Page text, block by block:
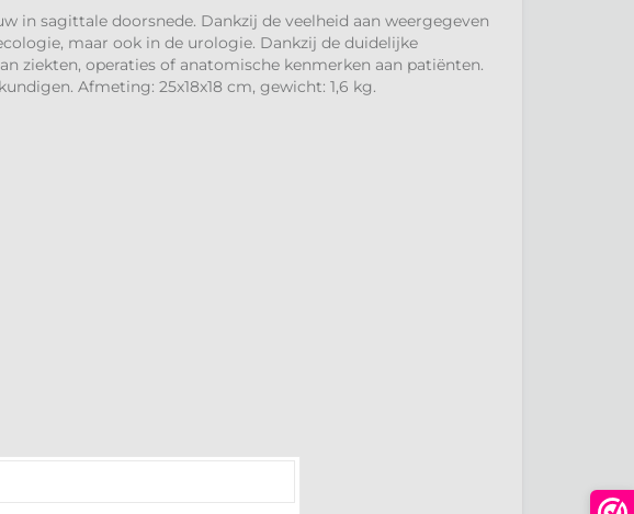
in sagittale doorsnede. Dankzij de veelheid aan weergegeven
maar ook in de urologie. Dankzij de duidelijke
ziekten, operaties of anatomische kenmerken aan patiënten.
Afmeting: 25x18x18 cm, gewicht: 1,6 kg.